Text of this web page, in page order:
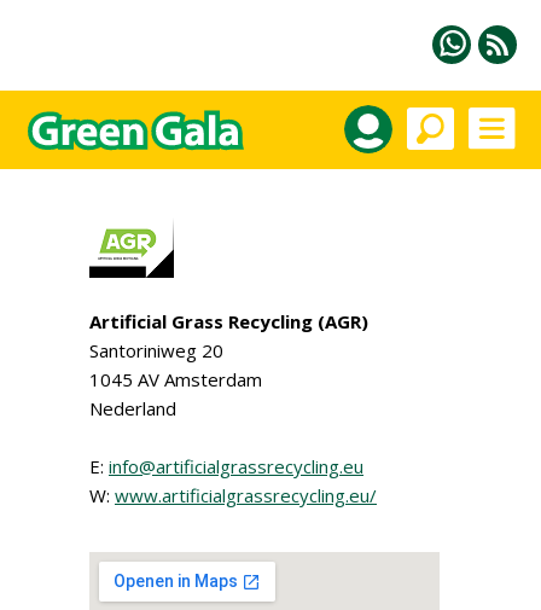
Artificial Grass Recycling (AGR)
Santoriniweg 20
1045 AV Amsterdam
Nederland
E: info@artificialgrassrecycling.eu
W: www.artificialgrassrecycling.eu/